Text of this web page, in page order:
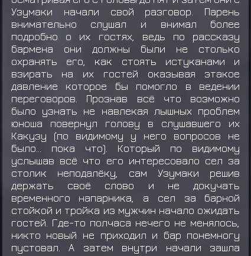
Узумаки начали свой разговор. Парень
внимательно слушал и внимал более
подробно о их гостях, ведь по рассказу
бармена они должны были не столько
охранять его, как стоять истуканами и
взирать на их гостей оказывая этакое
давление которое бы помогло в ведении
переговоров. Прознав всё что возможно
было узнать не навлекая лышных проблем
юноша повернул голову в слушавшего их
Какузу (по видимому у него вопросов не
было... пока что). Который по видимому
услышав всё что его интересовало сел за
столик неподалёку, сам Узумаки решив
держать своё слово и не докучать
временного напарника, а сел за барной
стойкой и тройка из мужчин начало ожидать
гостей. Где-то полчаса нечего не менялось,
никто новый не приходил и бар понемногу
пустовал. А затем внутри начали зашла